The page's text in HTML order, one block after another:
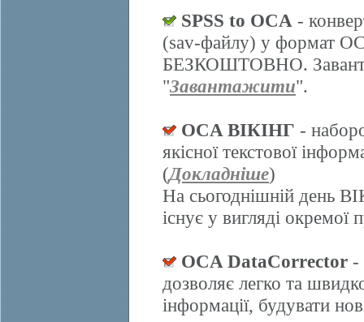
SPSS to OCA -
(sav-файлу) у формат
БЕЗКОШТОВНО.
"Завантажити".
OCA ВІКІНГ -
якісної текстової
(Докладніше)
На сьогоднішній день
існує у вигляді окремої
OCA DataCorrector -
дозволяє легко та
інформації, будувати